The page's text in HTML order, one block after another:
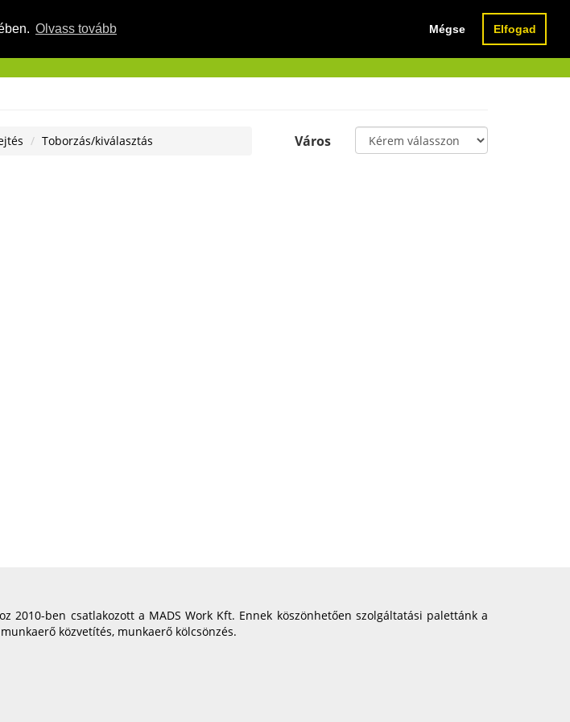
Olvass tovább Mégse Elfogad
SZOLGÁLTATÁSOK ￬
Toborzás/kiválasztás Város
2010-ben csatlakozott a MADS Work Kft. Ennek köszönhetően szolgáltatási palettánk a
közvetítés, munkaerő kölcsönzés.